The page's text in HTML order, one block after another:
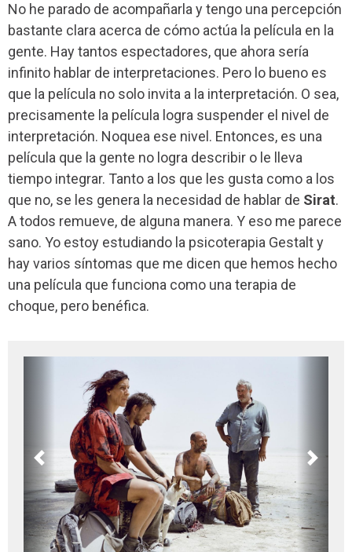
No he parado de acompañarla y tengo una percepción
bastante clara acerca de cómo actúa la película en la
gente. Hay tantos espectadores, que ahora sería
infinito hablar de interpretaciones. Pero lo bueno es
que la película no solo invita a la interpretación. O sea,
precisamente la película logra suspender el nivel de
interpretación. Noquea ese nivel. Entonces, es una
película que la gente no logra describir o le lleva
tiempo integrar. Tanto a los que les gusta como a los
que no, se les genera la necesidad de hablar de Sirat.
A todos remueve, de alguna manera. Y eso me parece
sano. Yo estoy estudiando la psicoterapia Gestalt y
hay varios síntomas que me dicen que hemos hecho
una película que funciona como una terapia de
choque, pero benéfica.
Previous Next